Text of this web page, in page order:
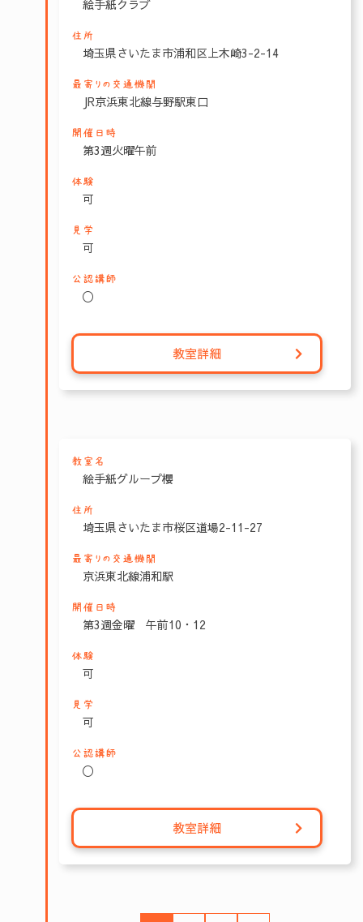
絵手紙クラブ
住所
埼玉県さいたま市浦和区上木崎3-2-14
最寄りの交通機関
JR京浜東北線与野駅東口
開催日時
第3週火曜午前
体験
可
見学
可
公認講師
〇
教室詳細
教室名
絵手紙グループ櫻
住所
埼玉県さいたま市桜区道場2-11-27
最寄りの交通機関
京浜東北線浦和駅
開催日時
第3週金曜 午前10・12
体験
可
見学
可
公認講師
〇
教室詳細